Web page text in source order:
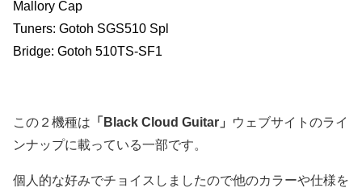
Mallory Cap
Tuners: Gotoh SGS510 Spl
Bridge: Gotoh 510TS-SF1
この２機種は 「Black Cloud Guitar」
ンナップに載っている一部です。
個人的な好みでチョイスしましたので他のカラーや仕様を